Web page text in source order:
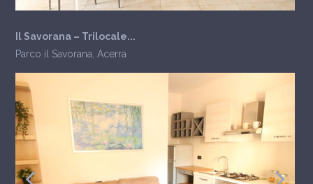
Il Savorana – Trilocale...
Parco il Savorana Acerra